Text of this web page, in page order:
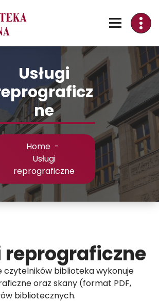
narzędzi
Usługi
ne
Home -
Usługi
reprograficzne
reprograficzne
czytelników biblioteka wykonuje
oraz skany (format PDF,
bibliotecznych.